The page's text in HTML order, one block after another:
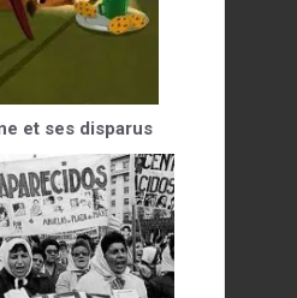
et ses disparus